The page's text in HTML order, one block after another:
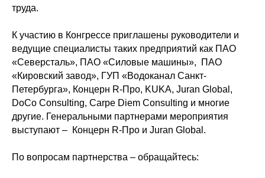
труда.
К участию в Конгрессе приглашены руководители и
ведущие специалисты таких предприятий как ПАО
«Северсталь», ПАО «Силовые машины», ПАО
«Кировский завод», ГУП «Водоканал Санкт-
Петербурга», Концерн R-Про, KUKA, Juran Global,
DoCo Consulting, Carpe Diem Consulting и многие
другие. Генеральными партнерами мероприятия
выступают – Концерн R-Про и Juran Global.
По вопросам партнерства – обращайтесь:
© 2015-2026 НАУРР. Все права защищены. При использовании материалов
ссылка на ROBOTUNION.RU — обязательна
Политика конфиденциальности
© 2015-2026 НАУРР. Все права защищены.
При использовании материалов ссылка на ROBOTUNION.RU — обязательна